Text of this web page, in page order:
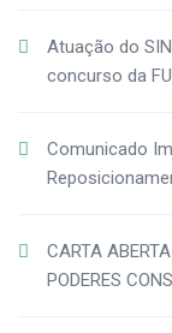
Atuação do
concurso da
Comunicado
CARTA
PODERES